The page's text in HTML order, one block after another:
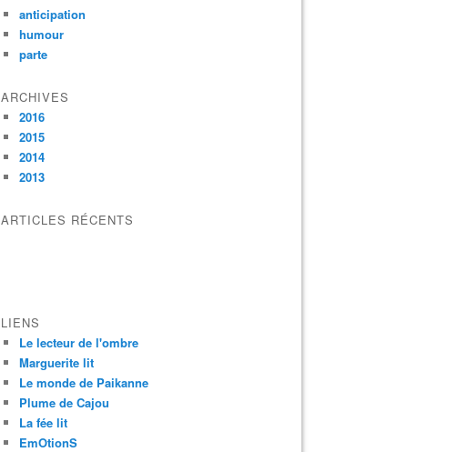
anticipation
humour
parte
ARCHIVES
2016
2015
2014
2013
ARTICLES RÉCENTS
LIENS
Le lecteur de l'ombre
Marguerite lit
Le monde de Paikanne
Plume de Cajou
La fée lit
EmOtionS